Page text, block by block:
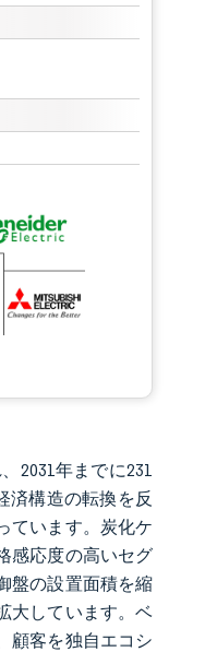
必要です。
2031年までに231
済構造の転換を反
ています。炭化ケ
感応度の高いセグ
盤の設置面積を縮
大しています。ベ
顧客を独自エコシ